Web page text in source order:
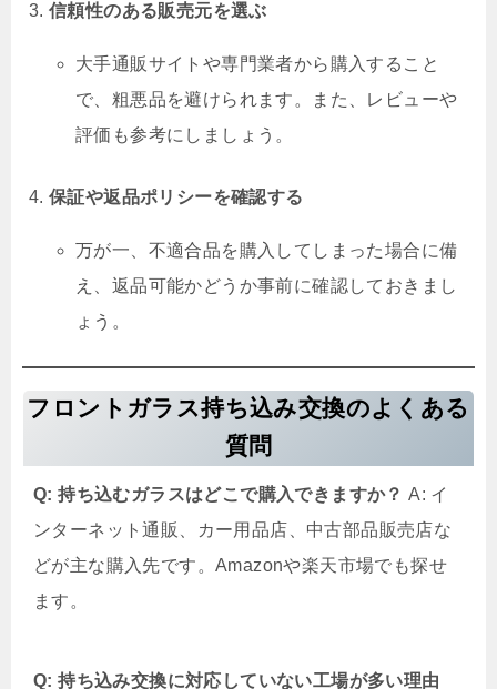
信頼性のある販売元を選ぶ
大手通販サイトや専門業者から購入すること
で、粗悪品を避けられます。また、レビューや
評価も参考にしましょう。
保証や返品ポリシーを確認する
万が一、不適合品を購入してしまった場合に備
え、返品可能かどうか事前に確認しておきまし
ょう。
フロントガラス持ち込み交換のよくある
質問
Q: 持ち込むガラスはどこで購入できますか？ A: イ
ンターネット通販、カー用品店、中古部品販売店な
どが主な購入先です。Amazonや楽天市場でも探せ
ます。
Q: 持ち込み交換に対応していない工場が多い理由